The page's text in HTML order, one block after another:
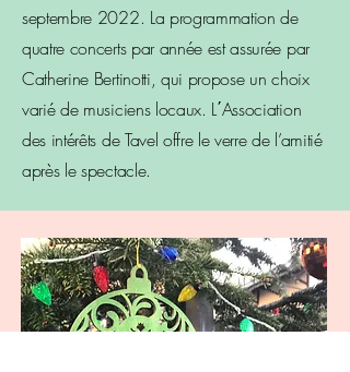
septembre 2022. La programmation de
quatre concerts par année est assurée par
Catherine Bertinotti, qui propose un choix
varié de musiciens locaux. L΄Association
des intérêts de Tavel offre le verre de l’amitié
après le spectacle.